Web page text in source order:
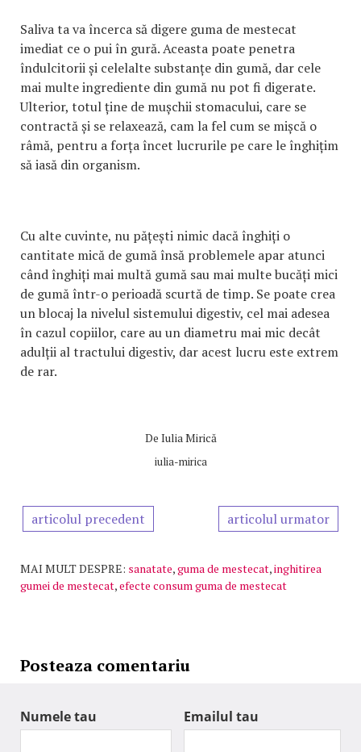
Saliva ta va încerca să digere guma de mestecat
imediat ce o pui în gură. Aceasta poate penetra
îndulcitorii și celelalte substanțe din gumă, dar cele
mai multe ingrediente din gumă nu pot fi digerate.
Ulterior, totul ține de mușchii stomacului, care se
contractă și se relaxează, cam la fel cum se mișcă o
râmă, pentru a forța încet lucrurile pe care le înghițim
să iasă din organism.
Cu alte cuvinte, nu pățești nimic dacă înghiți o
cantitate mică de gumă însă problemele apar atunci
când înghiți mai multă gumă sau mai multe bucăți mici
de gumă într-o perioadă scurtă de timp. Se poate crea
un blocaj la nivelul sistemului digestiv, cel mai adesea
în cazul copiilor, care au un diametru mai mic decât
adulții al tractului digestiv, dar acest lucru este extrem
de rar.
De Iulia Mirică
iulia-mirica
articolul precedent articolul urmator
MAI MULT DESPRE: sanatate,guma de mestecat,inghitirea
gumei de mestecat,efecte consum guma de mestecat
Posteaza comentariu
Numele tau Emailul tau